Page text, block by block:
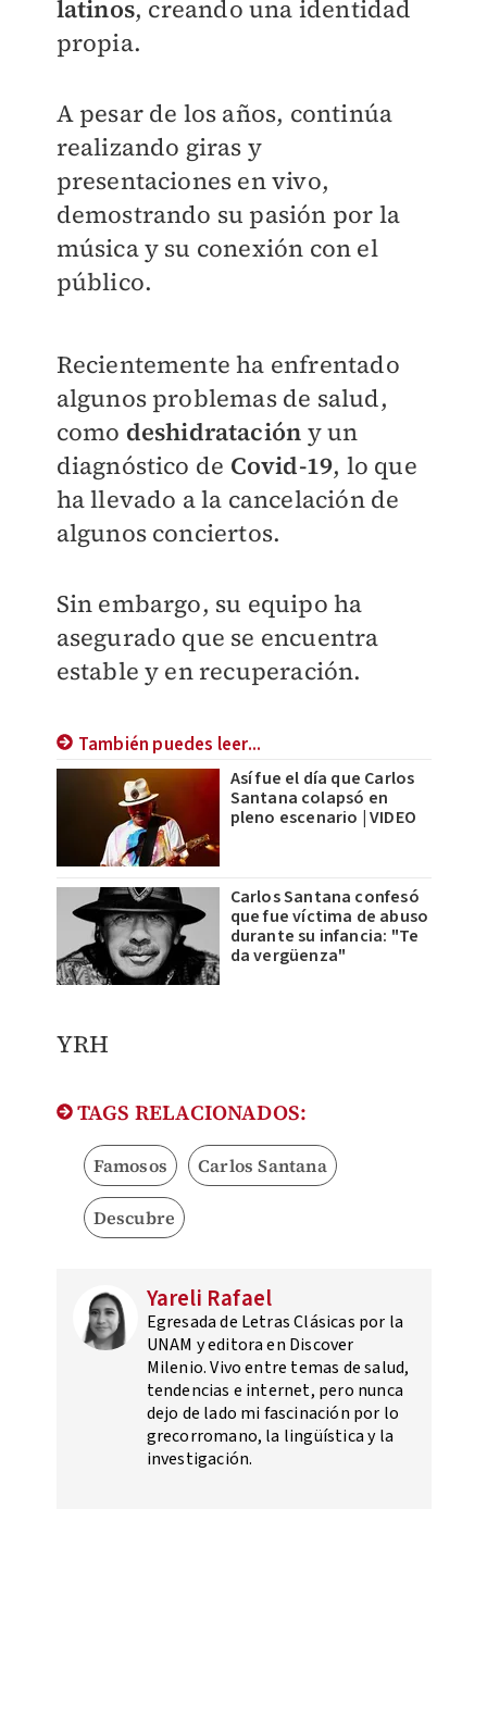
latinos, creando una identidad
propia.
A pesar de los años, continúa
realizando giras y
presentaciones en vivo,
demostrando su pasión por la
música y su conexión con el
público.
Recientemente ha enfrentado
algunos problemas de salud,
como deshidratación y un
diagnóstico de Covid-19, lo que
ha llevado a la cancelación de
algunos conciertos.
Sin embargo, su equipo ha
asegurado que se encuentra
estable y en recuperación.
También puedes leer...
Así fue el día que Carlos
Santana colapsó en
pleno escenario | VIDEO
Carlos Santana confesó
que fue víctima de abuso
durante su infancia: "Te
da vergüenza"
YRH
TAGS RELACIONADOS:
Famosos Carlos Santana
Descubre
Yareli Rafael
Egresada de Letras Clásicas por la
UNAM y editora en Discover
Milenio. Vivo entre temas de salud,
tendencias e internet, pero nunca
dejo de lado mi fascinación por lo
grecorromano, la lingüística y la
investigación.